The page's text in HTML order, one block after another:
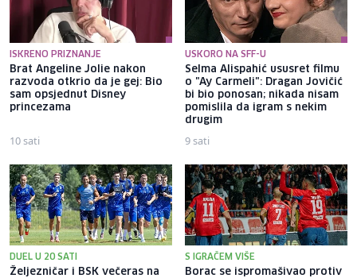
ISKRENO PRIZNANJE
Brat Angeline Jolie nakon
razvoda otkrio da je gej: Bio
sam opsjednut Disney
princezama
10 sati
USKORO NA SFF-U
Selma Alispahić ususret filmu
o "Ay Carmeli": Dragan Jovičić
bi bio ponosan; nikada nisam
pomislila da igram s nekim
drugim
9 sati
DUEL U 20 SATI
Željezničar i BSK večeras na
S IGRAČEM VIŠE
Borac se ispromašivao protiv